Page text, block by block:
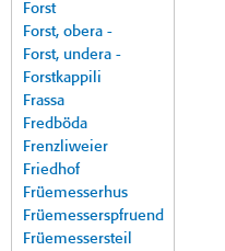
Forst
Forst, obera -
Forst, undera -
Forstkappili
Frassa
Fredböda
Frenzliweier
Friedhof
Früemesserhus
Früemesserspfruend
Früemessersteil